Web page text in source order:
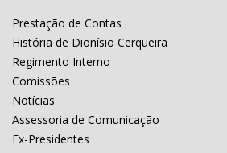
Prestação de Contas
História de Dionísio Cerqueira
Regimento Interno
Comissões
Notícias
Assessoria de Comunicação
Ex-Presidentes